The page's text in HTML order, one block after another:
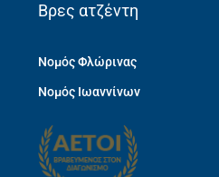
Βρες ατζέντη
Νομός Φλώρινας
Νομός Ιωαννίνων